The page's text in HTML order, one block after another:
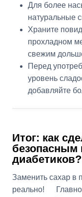
Для более
натуральные
Храните
прохладном
свежим
Перед
уровень
добавляйте
Итог: как
безопасным
диабетиков?
Заменить сахар в
реально!